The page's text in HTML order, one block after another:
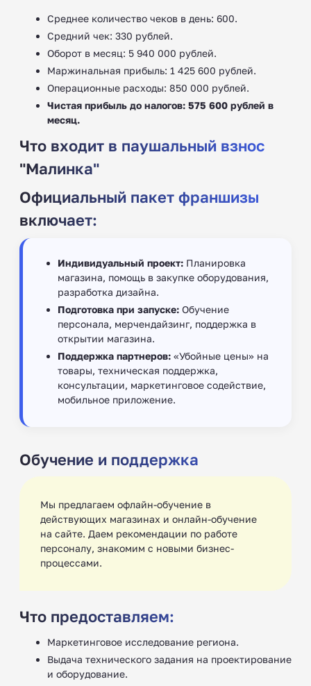
Среднее количество чеков в день: 600.
Средний чек: 330 рублей.
Оборот в месяц: 5 940 000 рублей.
Маржинальная прибыль: 1 425 600 рублей.
Операционные расходы: 850 000 рублей.
Чистая прибыль до налогов: 575 600 рублей в
месяц.
Что входит в паушальный взнос
"Малинка"
Официальный пакет франшизы
включает:
Индивидуальный проект: Планировка
магазина, помощь в закупке оборудования,
разработка дизайна.
Подготовка при запуске: Обучение
персонала, мерчендайзинг, поддержка в
открытии магазина.
Поддержка партнеров: «Убойные цены» на
товары, техническая поддержка,
консультации, маркетинговое содействие,
мобильное приложение.
Обучение и поддержка
Мы предлагаем офлайн-обучение в
действующих магазинах и онлайн-обучение
на сайте. Даем рекомендации по работе
персоналу, знакомим с новыми бизнес-
процессами.
Что предоставляем:
Маркетинговое исследование региона.
Выдача технического задания на проектирование
и оборудование.